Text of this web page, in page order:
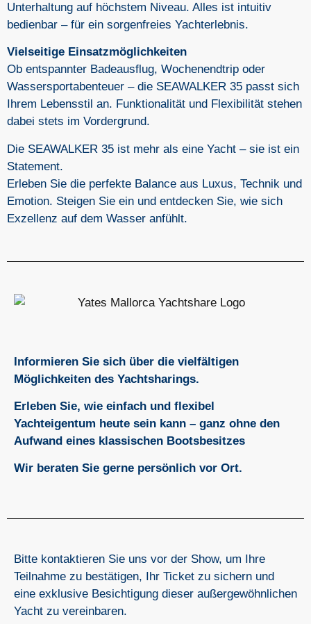
Unterhaltung auf höchstem Niveau. Alles ist intuitiv
bedienbar – für ein sorgenfreies Yachterlebnis.
Vielseitige Einsatzmöglichkeiten
Ob entspannter Badeausflug, Wochenendtrip oder
Wassersportabenteuer – die SEAWALKER 35 passt sich
Ihrem Lebensstil an. Funktionalität und Flexibilität stehen
dabei stets im Vordergrund.
Die SEAWALKER 35 ist mehr als eine Yacht – sie ist ein
Statement.
Erleben Sie die perfekte Balance aus Luxus, Technik und
Emotion. Steigen Sie ein und entdecken Sie, wie sich
Exzellenz auf dem Wasser anfühlt.
Informieren Sie sich über die vielfältigen
Möglichkeiten des Yachtsharings.
Erleben Sie, wie einfach und flexibel
Yachteigentum heute sein kann – ganz ohne den
Aufwand eines klassischen Bootsbesitzes
Wir beraten Sie gerne persönlich vor Ort.
Bitte kontaktieren Sie uns vor der Show, um Ihre
Teilnahme zu bestätigen, Ihr Ticket zu sichern und
eine exklusive Besichtigung dieser außergewöhnlichen
Yacht zu vereinbaren.